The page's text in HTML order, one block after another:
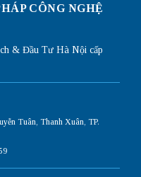
CÔNG NGHỆ
& Đầu Tư Hà Nội cấp
Tuân, Thanh Xuân, TP.